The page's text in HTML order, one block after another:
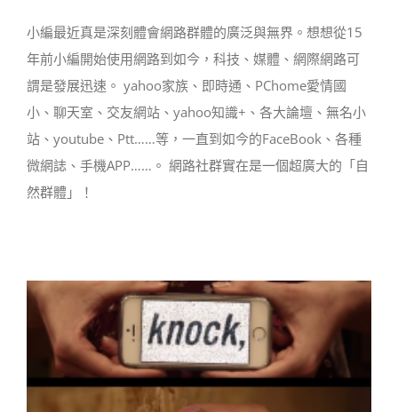
小編最近真是深刻體會網路群體的廣泛與無界。想想從15
年前小編開始使用網路到如今，科技、媒體、網際網路可
謂是發展迅速。 yahoo家族、即時通、PChome愛情國
小、聊天室、交友網站、yahoo知識+、各大論壇、無名小
站、youtube、Ptt……等，一直到如今的FaceBook、各種
微網誌、手機APP……。 網路社群實在是一個超廣大的「自
然群體」！